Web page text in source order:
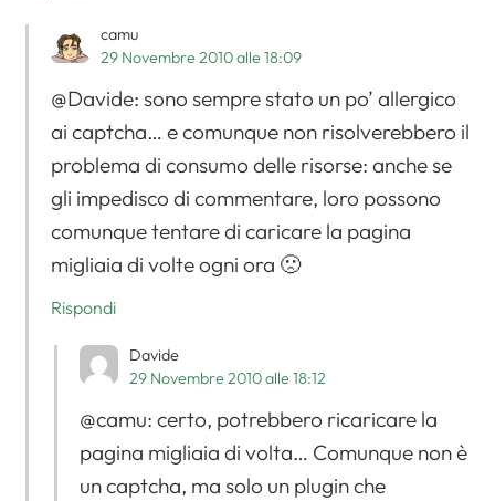
camu
29 Novembre 2010 alle 18:09
@Davide: sono sempre stato un po’ allergico
ai captcha… e comunque non risolverebbero il
problema di consumo delle risorse: anche se
gli impedisco di commentare, loro possono
comunque tentare di caricare la pagina
migliaia di volte ogni ora 🙁
Rispondi
Davide
29 Novembre 2010 alle 18:12
@camu: certo, potrebbero ricaricare la
pagina migliaia di volta… Comunque non è
un captcha, ma solo un plugin che